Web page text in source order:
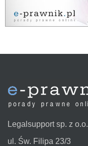
Legalsupport sp. z o.o.
ul. Św. Filipa 23/3